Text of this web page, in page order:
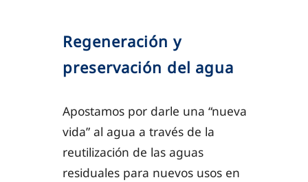
Regeneración y
preservación del agua
Apostamos por darle una “nueva
vida” al agua a través de la
reutilización de las aguas
residuales para nuevos usos en